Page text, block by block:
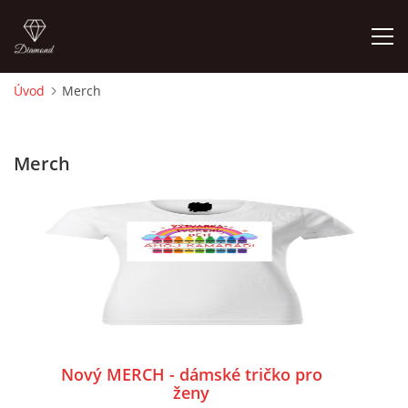
O MĚ
ROČNÍ PLÁN - INSPIRACE /DLE NOVÉHO RVP PV 2025
Úvod Merch
Merch
Nový MERCH - dámské tričko pro
ženy